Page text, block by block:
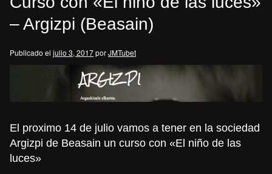
– Argizpi (Beasain)
Publicado el julio 3, 2017porJMTubet
El proximo 14 de julio vamos a tener en la sociedad
Argizpi de Beasain un curso con «El niño de las
luces»